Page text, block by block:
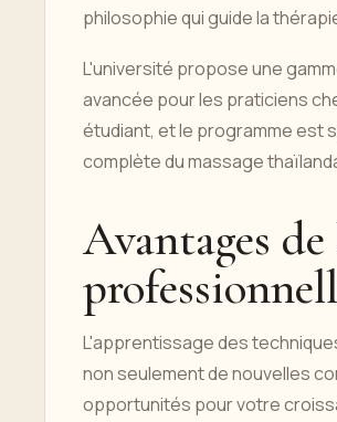
philosophie qui guide la
L'université propose une
avancée pour les praticiens
étudiant, et le programme est
complète du massage
Avantages
L'apprentissage des
non seulement de nouvelles
opportunités pour votre